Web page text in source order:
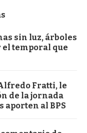
sin luz, árboles
el temporal que
Fratti, le
de la jornada
aporten al BPS